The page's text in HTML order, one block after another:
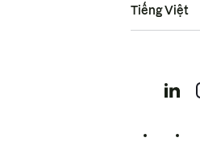
Tiếng Việt